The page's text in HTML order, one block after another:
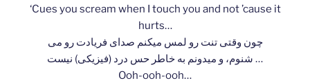
‘Cues you scream when I touch you and not ’cause it
hurts…
چون وقتی تنت رو لمس میکنم صدای فریادت رو می
شنوم، و میدونم به خاطر حس درد (فیزیکی) نیست …
Ooh-ooh-ooh…